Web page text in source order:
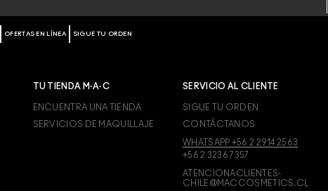
OFERTAS EN LÍNEA SIGUE TU ORDEN
TU TIENDA M·A·C
ENCUENTRA UNA TIENDA
SERVICIOS DE MAQUILLAJE
SERVICIO AL CLIENTE
SIGUE TU ORDEN
CONTÁCTANOS
WHATSAPP +56 2 2914 2563
+56 2 3236 7357
ATENCIONACLIENTES-
CHILE@MACCOSMETICS.CL